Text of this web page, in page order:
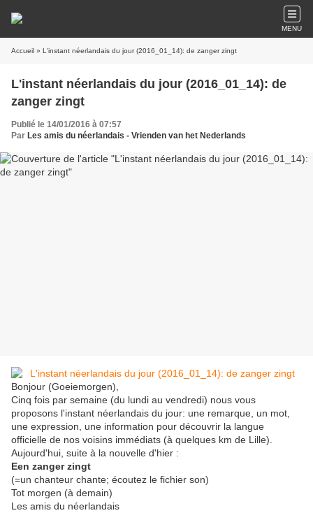
MENU
Accueil » L'instant néerlandais du jour (2016_01_14): de zanger zingt
L'instant néerlandais du jour (2016_01_14): de
zanger zingt
Publié le 14/01/2016 à 07:57
Par Les amis du néerlandais - Vrienden van het Nederlands
Bonjour (Goeiemorgen),
Cinq fois par semaine (du lundi au vendredi) nous vous
proposons l'instant néerlandais du jour: une remarque, un mot,
une expression, une information pour découvrir la langue
officielle de nos voisins immédiats (à quelques km de Lille).
Aujourd'hui, suite à la nouvelle d'hier :
Een zanger zingt
(=un chanteur chante; écoutez le fichier son)
Tot morgen (à demain)
Les amis du néerlandais